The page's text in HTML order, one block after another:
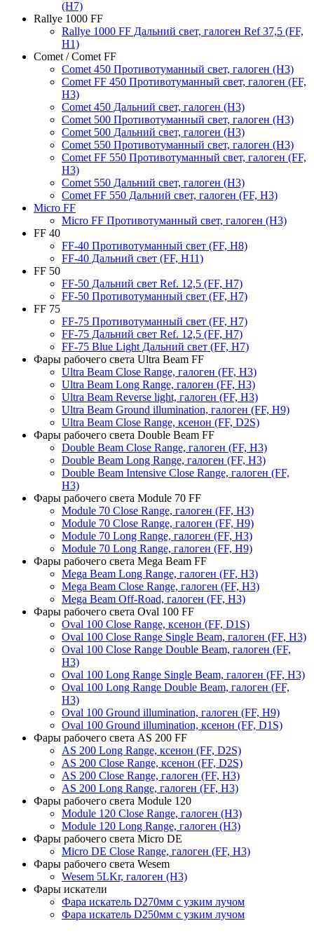
(H7)
Rallye 1000 FF
Rallye 1000 FF Дальний свет, галоген Ref 37,5 (FF,
H1)
Comet / Comet FF
Comet 450 Противотуманный свет, галоген (H3)
Comet FF 450 Противотуманный свет, галоген (FF,
H3)
Comet 450 Дальний свет, галоген (H3)
Comet 500 Противотуманный свет, галоген (H3)
Comet 500 Дальний свет, галоген (H3)
Comet 550 Противотуманный свет, галоген (H3)
Comet FF 550 Противотуманный свет, галоген (FF,
H3)
Comet 550 Дальний свет, галоген (H3)
Comet FF 550 Дальний свет, галоген (FF, H3)
Micro FF
Micro FF Противотуманный свет, галоген (H3)
FF 40
FF-40 Противотуманный свет (FF, H8)
FF-40 Дальний свет (FF, H11)
FF 50
FF-50 Дальний свет Ref. 12,5 (FF, H7)
FF-50 Противотуманный свет (FF, H7)
FF 75
FF-75 Противотуманный свет (FF, H7)
FF-75 Дальний свет Ref. 12,5 (FF, H7)
FF-75 Blue Light Дальний свет (FF, H7)
Фары рабочего света Ultra Beam FF
Ultra Beam Close Range, галоген (FF, H3)
Ultra Beam Long Range, галоген (FF, H3)
Ultra Beam Reverse light, галоген (FF, H3)
Ultra Beam Ground illumination, галоген (FF, H9)
Ultra Beam Close Range, ксенон (FF, D2S)
Фары рабочего света Double Beam FF
Double Beam Close Range, галоген (FF, H3)
Double Beam Long Range, галоген (FF, H3)
Double Beam Intensive Close Range, галоген (FF,
H3)
Фары рабочего света Module 70 FF
Module 70 Close Range, галоген (FF, H3)
Module 70 Close Range, галоген (FF, H9)
Module 70 Long Range, галоген (FF, H3)
Module 70 Long Range, галоген (FF, H9)
Фары рабочего света Mega Beam FF
Mega Beam Long Range, галоген (FF, H3)
Mega Beam Close Range, галоген (FF, H3)
Mega Beam Off-Road, галоген (FF, H3)
Фары рабочего света Oval 100 FF
Oval 100 Close Range, ксенон (FF, D1S)
Oval 100 Close Range Single Beam, галоген (FF, H3)
Oval 100 Close Range Double Beam, галоген (FF,
H3)
Oval 100 Long Range Single Beam, галоген (FF, H3)
Oval 100 Long Range Double Beam, галоген (FF,
H3)
Oval 100 Ground illumination, галоген (FF, H9)
Oval 100 Ground illumination, ксенон (FF, D1S)
Фары рабочего света AS 200 FF
AS 200 Long Range, ксенон (FF, D2S)
AS 200 Close Range, ксенон (FF, D2S)
AS 200 Close Range, галоген (FF, H3)
AS 200 Long Range, галоген (FF, H3)
Фары рабочего света Module 120
Module 120 Close Range, галоген (H3)
Module 120 Long Range, галоген (H3)
Фары рабочего света Micro DE
Micro DE Close Range, галоген (FF, H3)
Фары рабочего света Wesem
Wesem 5LKr, галоген (H3)
Фары искатели
Фара искатель D270мм с узким лучом
Фара искатель D250мм с узким лучом